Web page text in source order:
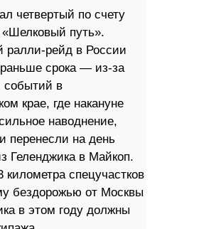
четвертый по счету
путь».
ралли-рейд в России
срока — из-за
событий в
крае, где накануне
наводнение,
перенесли на день
Геленджика в Майкоп.
километра спецучастков
бездорожью от Москвы
в этом году должны